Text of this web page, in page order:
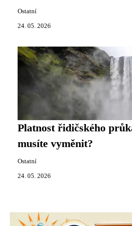
Ostatní
24. 05. 2026
Platnost řidičského
musíte vyměnit?
Ostatní
24. 05. 2026